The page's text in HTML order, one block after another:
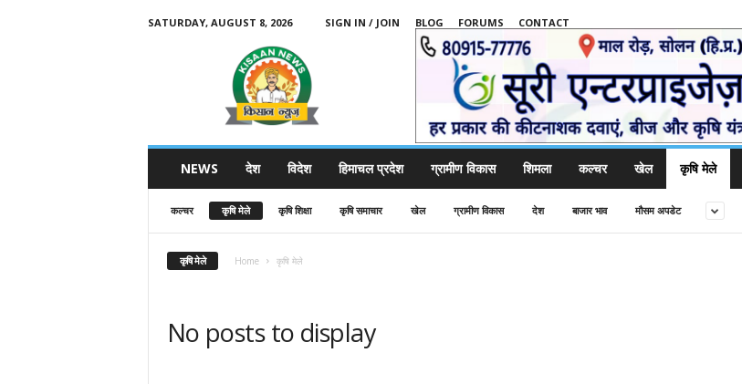
SATURDAY, AUGUST 8, 2026 SIGN IN / JOIN BLOG FORUMS
CONTACT
NEWS देश विदेश हिमाचल प्रदेश ग्रामीण विकास शिमला कल्चर खेल कृषि मेले
कल्चर कृषि मेले कृषि शिक्षा कृषि समाचार खेल ग्रामीण विकास देश बाजार भाव मौसम अपडेट
कृषि मेले Home कृषि मेले
No posts to display